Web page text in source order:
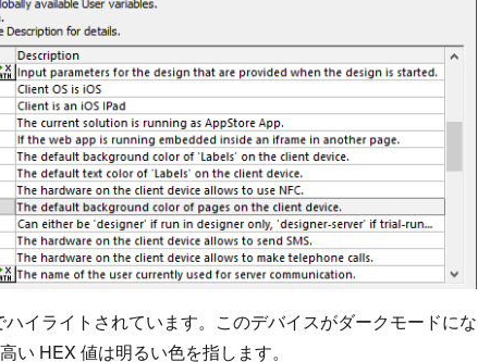
イライトされています。このデバイスがダークモードにな
い HEX 値は明るい色を指します。